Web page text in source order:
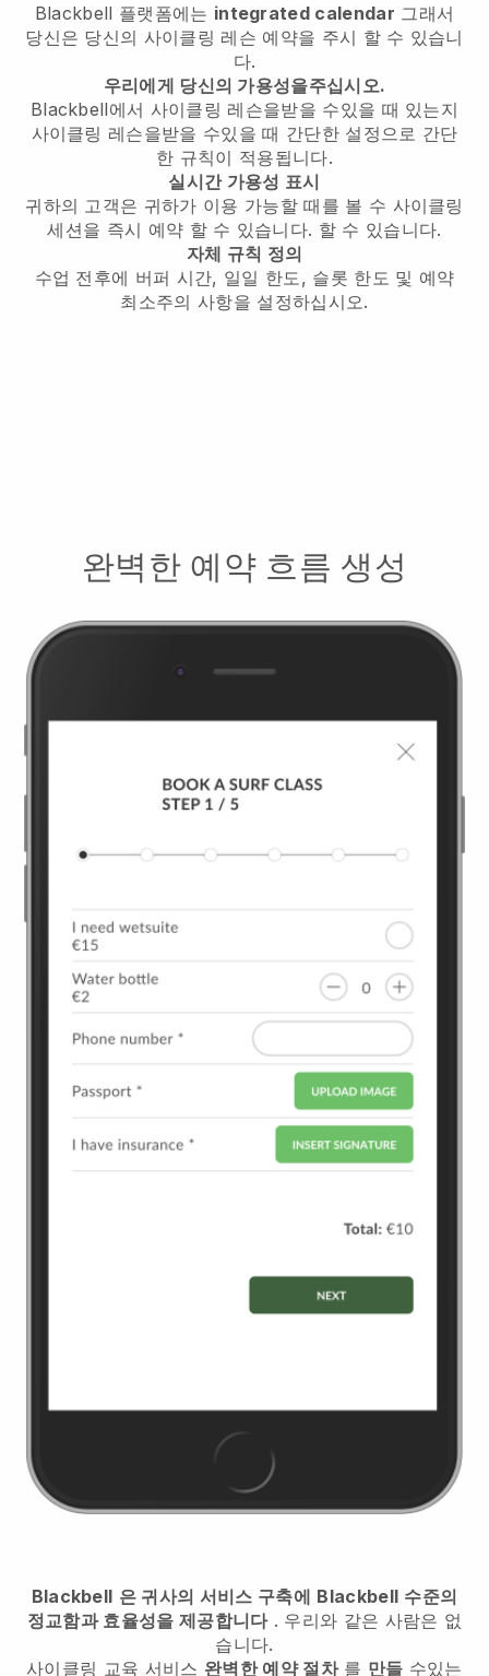
Blackbell 플랫폼에는 integrated calendar 그래서
당신은 당신의 사이클링 레슨 예약을 주시 할 수 있습니
다.
우리에게 당신의 가용성을주십시오.
Blackbell에서 사이클링 레슨을받을 수있을 때 있는지
사이클링 레슨을받을 수있을 때 간단한 설정으로 간단
한 규칙이 적용됩니다.
실시간 가용성 표시
귀하의 고객은 귀하가 이용 가능할 때를 볼 수 사이클링
세션을 즉시 예약 할 수 있습니다. 할 수 있습니다.
자체 규칙 정의
수업 전후에 버퍼 시간, 일일 한도, 슬롯 한도 및 예약
최소주의 사항을 설정하십시오.
완벽한 예약 흐름 생성
Blackbell 은 귀사의 서비스 구축에 Blackbell 수준의
정교함과 효율성을 제공합니다. 우리와 같은 사람은 없
습니다.
사이클링 교육 서비스 완벽한 예약 절차를 만들 수있는